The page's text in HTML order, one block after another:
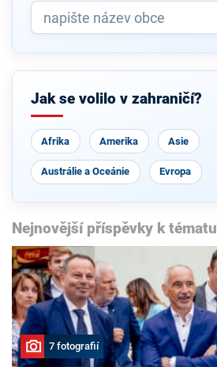
Jak se volilo v zahraničí?
Afrika Amerika Asie
Austrálie a Oceánie Evropa
Nejnovější příspěvky k tématu
7 fotografií